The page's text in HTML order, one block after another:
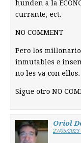
hunden a la
currante, ect.
NO COMMENT
Pero los
inmutables e
no les va con ellos.
Sigue otro NO
Oriol
27/05/